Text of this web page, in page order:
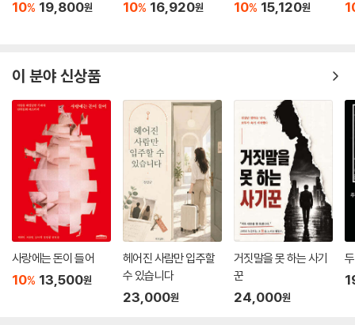
10% 19,800원 10% 16,920원 10% 15,120원
이 분야 신상품
사랑에는 돈이 들어
10% 13,500원
헤어진 사람만 입주할
수 있습니다
23,000원
거짓말을 못 하는 사기
꾼
24,000원